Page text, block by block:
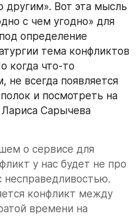
другим». Вот эта мысль
с чем угодно» для
определение
тема конфликтов
когда что-то
не всегда появляется
и посмотреть на
Сарычева
о сервисе для
у нас будет не про
несправедливостью.
конфликт между
времени на